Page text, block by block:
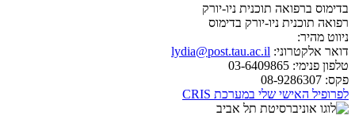
בדימוס ברפואה תוכנית ניו-יורק
רפואה תוכנית ניו-יורק בדימוס
ניווט מהיר:
דואר אלקטרוני: lydia@post.tau.ac.il
טלפון פנימי:
פקס:
לפרופיל האישי שלי במערכת CRIS